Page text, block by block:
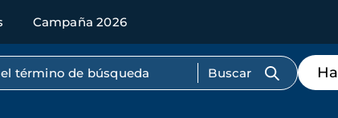
Campaña 2026
por texto completo
Menú
de